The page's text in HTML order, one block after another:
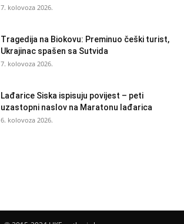
7. kolovoza 2026.
Tragedija na Biokovu: Preminuo češki turist,
Ukrajinac spašen sa Sutvida
7. kolovoza 2026.
Lađarice Siska ispisuju povijest – peti
uzastopni naslov na Maratonu lađarica
6. kolovoza 2026.